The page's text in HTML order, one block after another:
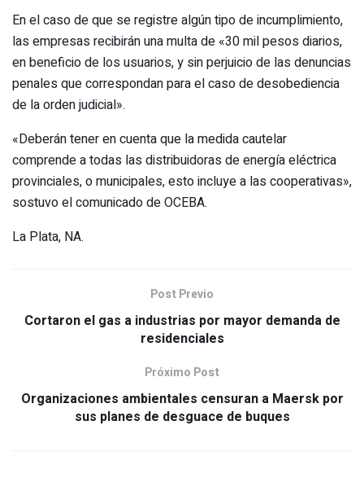
En el caso de que se registre algún tipo de incumplimiento,
las empresas recibirán una multa de «30 mil pesos diarios,
en beneficio de los usuarios, y sin perjuicio de las denuncias
penales que correspondan para el caso de desobediencia
de la orden judicial».
«Deberán tener en cuenta que la medida cautelar
comprende a todas las distribuidoras de energía eléctrica
provinciales, o municipales, esto incluye a las cooperativas»,
sostuvo el comunicado de OCEBA.
La Plata, NA.
Post Previo
Cortaron el gas a industrias por mayor demanda de
residenciales
Próximo Post
Organizaciones ambientales censuran a Maersk por
sus planes de desguace de buques